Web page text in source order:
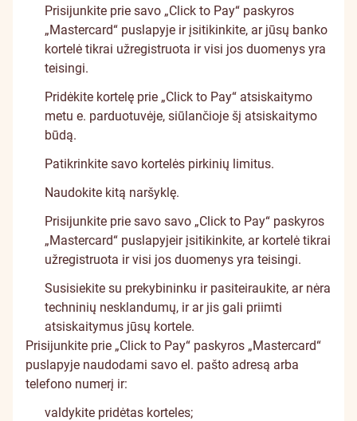
Prisijunkite prie savo „Click to Pay“ paskyros
„Mastercard“ puslapyje ir įsitikinkite, ar jūsų banko
kortelė tikrai užregistruota ir visi jos duomenys yra
teisingi.
Pridėkite kortelę prie „Click to Pay“ atsiskaitymo
metu e. parduotuvėje, siūlančioje šį atsiskaitymo
būdą.
Patikrinkite savo kortelės pirkinių limitus.
Naudokite kitą naršyklę.
Prisijunkite prie savo savo „Click to Pay“ paskyros
„Mastercard“ puslapyjeir įsitikinkite, ar kortelė tikrai
užregistruota ir visi jos duomenys yra teisingi.
Susisiekite su prekybininku ir pasiteiraukite, ar nėra
techninių nesklandumų, ir ar jis gali priimti
atsiskaitymus jūsų kortele.
Prisijunkite prie „Click to Pay“ paskyros „Mastercard“
puslapyje naudodami savo el. pašto adresą arba
telefono numerį ir:
valdykite pridėtas korteles;